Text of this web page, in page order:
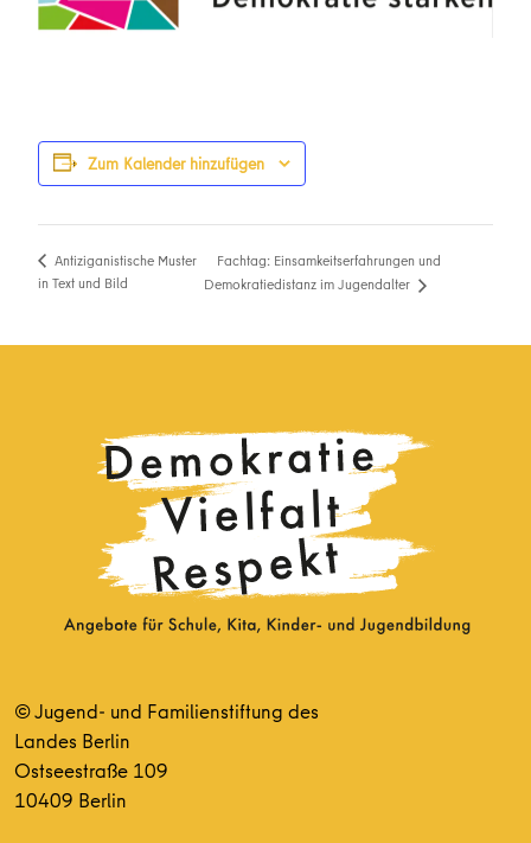
Zum Kalender hinzufügen
Antiziganistische Muster
in Text und Bild
Fachtag: Einsamkeitserfahrungen und
Demokratiedistanz im Jugendalter
© Jugend- und Familienstiftung des
Landes Berlin
Ostseestraße 109
10409 Berlin